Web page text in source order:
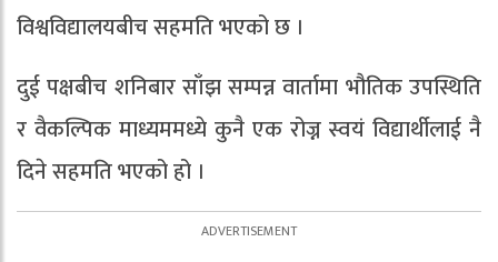
विश्वविद्यालयबीच सहमति भएको छ ।
दुई पक्षबीच शनिबार साँझ सम्पन्न वार्तामा भौतिक उपस्थिति
र वैकल्पिक माध्यममध्ये कुनै एक रोज्न स्वयं विद्यार्थीलाई नै
दिने सहमति भएको हो ।